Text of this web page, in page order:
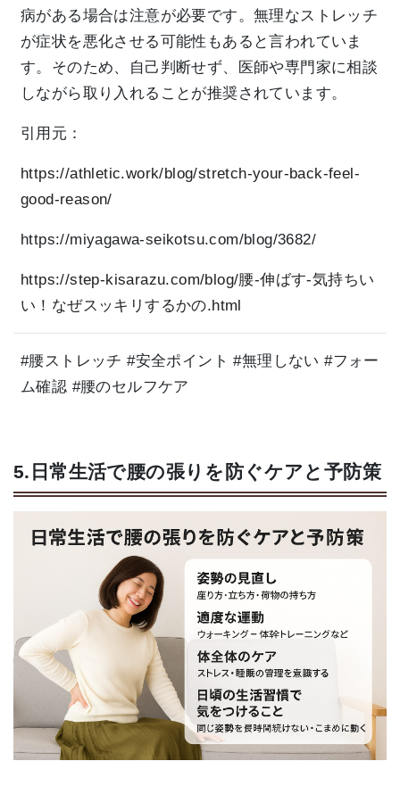
病がある場合は注意が必要です。無理なストレッチ
が症状を悪化させる可能性もあると言われていま
す。そのため、自己判断せず、医師や専門家に相談
しながら取り入れることが推奨されています。
引用元：
https://athletic.work/blog/stretch-your-back-feel-
good-reason/
https://miyagawa-seikotsu.com/blog/3682/
https://step-kisarazu.com/blog/腰-伸ばす-気持ちい
い！なぜスッキリするかの.html
#腰ストレッチ #安全ポイント #無理しない #フォー
ム確認 #腰のセルフケア
5.日常生活で腰の張りを防ぐケアと予防策